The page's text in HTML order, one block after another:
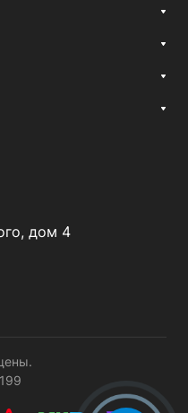
дом 4